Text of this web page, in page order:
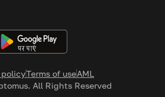
policyTerms of useAML
All Rights Reserved